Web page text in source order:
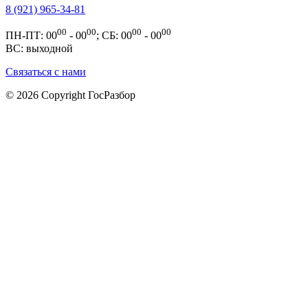
8 (921) 965-34-81
ПН-ПТ: 0000 - 0000; СБ: 0000 - 0000
ВС: выходной
Связаться с нами
© 2026 Copyright ГосРазбор